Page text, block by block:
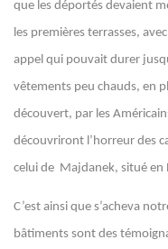
que les déportés devaient
les premières terrasses,
appel qui pouvait durer
vêtements peu chauds, en
découvert, par les
découvriront l’horreur des
celui de Majdanek, situé
C’est ainsi que s’acheva
bâtiments sont des